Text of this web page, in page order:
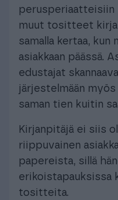
perusperiaatteisiin
muut tositteet
samalla kertaa, kun
asiakkaan päässä.
edustajat
järjestelmään
saman tien kuitin
Kirjanpitäjä ei siis
riippuvainen
papereista, sillä
erikoistapauksissa
tositteita.